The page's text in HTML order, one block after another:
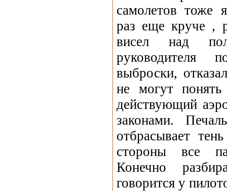
самолетов тоже
раз еще круче ,
висел над
руководителя
выброски,
не могут
действующий
законами.
отбрасывает
стороны все
Конечно
говорится у